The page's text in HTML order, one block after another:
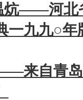
炕——河北
一九九○
来自青